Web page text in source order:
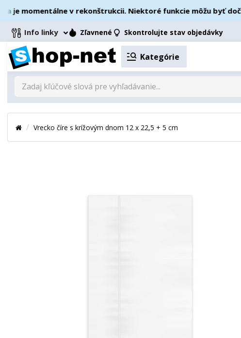
momentálne v rekonštrukcii. Niektoré funkcie môžu byť
Info linky Zľavnené Skontrolujte stav objedávky
Kategórie
Vrecko číre s krížovým dnom 12 x 22,5 + 5 cm